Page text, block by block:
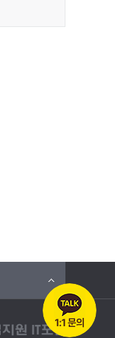
폰번호,